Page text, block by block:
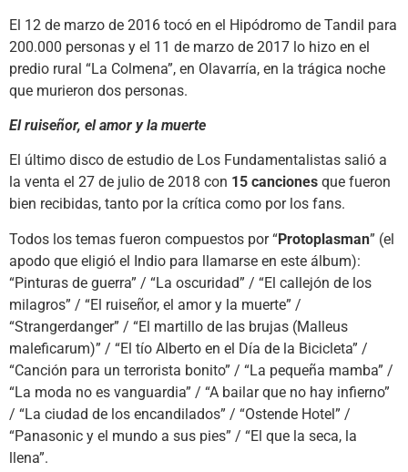
El 12 de marzo de 2016 tocó en el Hipódromo de Tandil para
200.000 personas y el 11 de marzo de 2017 lo hizo en el
predio rural “La Colmena”, en Olavarría, en la trágica noche
que murieron dos personas.
El ruiseñor, el amor y la muerte
El último disco de estudio de Los Fundamentalistas salió a
la venta el 27 de julio de 2018 con 15 canciones que fueron
bien recibidas, tanto por la crítica como por los fans.
Todos los temas fueron compuestos por “Protoplasman” (el
apodo que eligió el Indio para llamarse en este álbum):
“Pinturas de guerra” / “La oscuridad” / “El callejón de los
milagros” / “El ruiseñor, el amor y la muerte” /
“Strangerdanger” / “El martillo de las brujas (Malleus
maleficarum)” / “El tío Alberto en el Día de la Bicicleta” /
“Canción para un terrorista bonito” / “La pequeña mamba” /
“La moda no es vanguardia” / “A bailar que no hay infierno”
/ “La ciudad de los encandilados” / “Ostende Hotel” /
“Panasonic y el mundo a sus pies” / “El que la seca, la
llena”.